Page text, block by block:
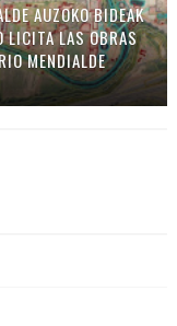
AUZOKO BIDEAK
LICITA LAS OBRAS
MENDIALDE